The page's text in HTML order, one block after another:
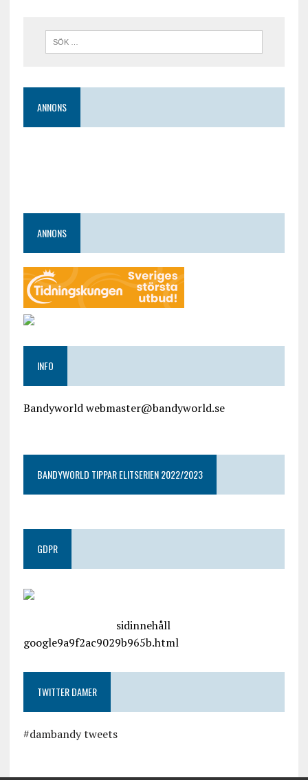
ANNONS
ANNONS
INFO
Bandyworld webmaster@bandyworld.se
BANDYWORLD TIPPAR ELITSERIEN 2022/2023
GDPR
sidinnehåll
google9a9f2ac9029b965b.html
TWITTER DAMER
#dambandy tweets